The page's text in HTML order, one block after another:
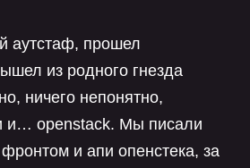
аутстаф, прошел
из родного гнезда
ничего непонятно,
и… openstack. Мы писали
и апи опенстека, за